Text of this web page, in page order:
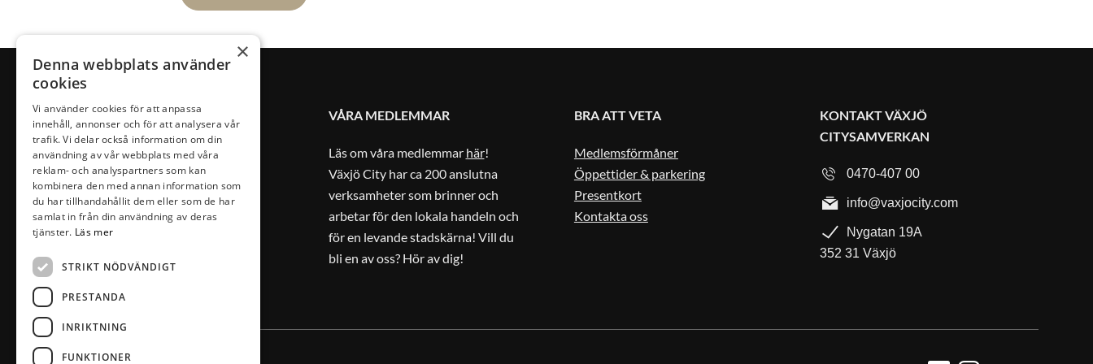
VÅRA MEDLEMMAR
Läs om våra medlemmar här!
Växjö City har ca 200 anslutna
verksamheter som brinner och
arbetar för den lokala handeln och
för en levande stadskärna! Vill du
bli en av oss? Hör av dig!
BRA ATT VETA
Medlemsförmåner
Öppettider & parkering
Presentkort
Kontakta oss
KONTAKT VÄXJÖ
CITYSAMVERKAN
0470-407 00
info@vaxjocity.com
Nygatan 19A
352 31 Växjö
×
Denna webbplats använder
cookies
Vi använder cookies för att anpassa
innehåll, annonser och för att analysera vår
trafik. Vi delar också information om din
användning av vår webbplats med våra
reklam- och analyspartners som kan
kombinera den med annan information som
du har tillhandahållit dem eller som de har
samlat in från din användning av deras
tjänster. Läs mer
STRIKT NÖDVÄNDIGT
PRESTANDA
INRIKTNING
FUNKTIONER